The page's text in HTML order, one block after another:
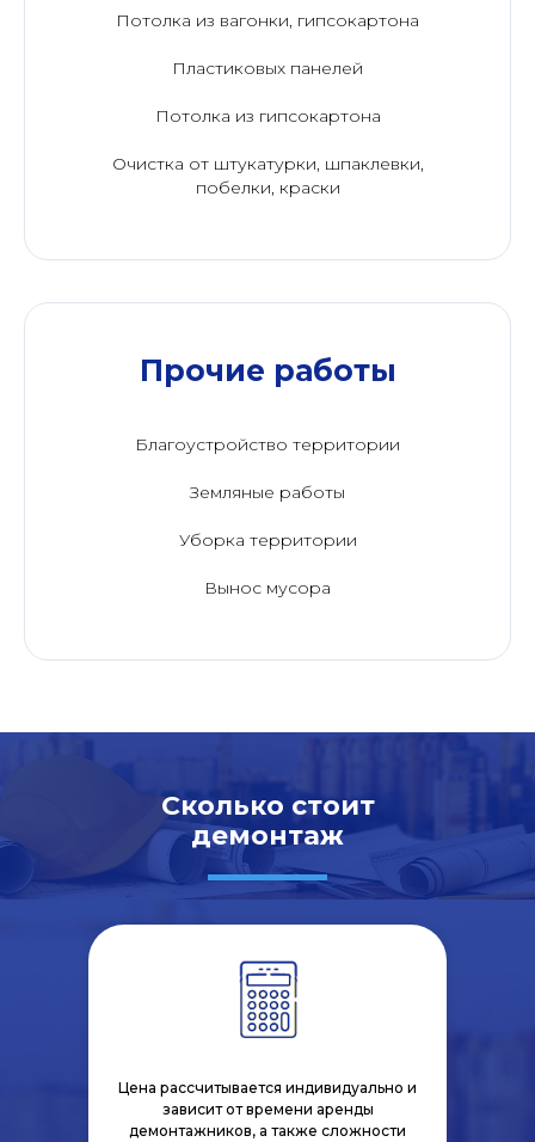
Потолка из вагонки, гипсокартона
Пластиковых панелей
Потолка из гипсокартона
Очистка от штукатурки, шпаклевки,
побелки, краски
Прочие работы
Благоустройство территории
Земляные работы
Уборка территории
Вынос мусора
Сколько стоит
демонтаж
Цена рассчитывается индивидуально и
зависит от времени аренды
демонтажников, а также сложности